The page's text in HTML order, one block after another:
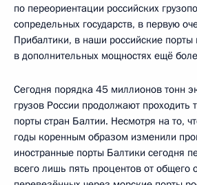
по переориентации российских
сопредельных государств, в первую
Прибалтики, в наши российские порты
в дополнительных мощностях ещё
Сегодня порядка 45 миллионов тонн
грузов России продолжают проходить
порты стран Балтии. Несмотря на то,
годы коренным образом изменили
иностранные порты Балтики сегодня
всего лишь пять процентов от общего